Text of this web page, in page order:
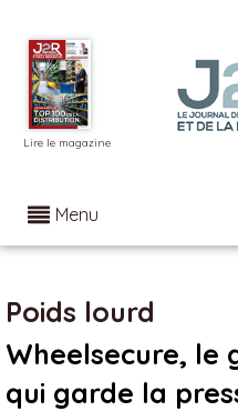
Lire le magazine
Menu
Poids lourd
Wheelsecure, le
qui garde la